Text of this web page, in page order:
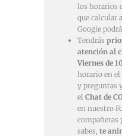
los horarios
que calcular
Google
Tendrás
atención al
Viernes de
horario en el
y preguntas
el Chat de
en nuestro
compañeras
sabes, te